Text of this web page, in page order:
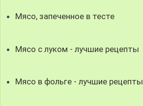
Мясо, запеченное в тесте
Мясо с луком - лучшие рецепты
Мясо в фольге - лучшие рецепты